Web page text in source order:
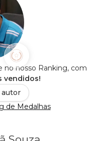
no nosso Ranking, com
vendidos!
autor
de Medalhas